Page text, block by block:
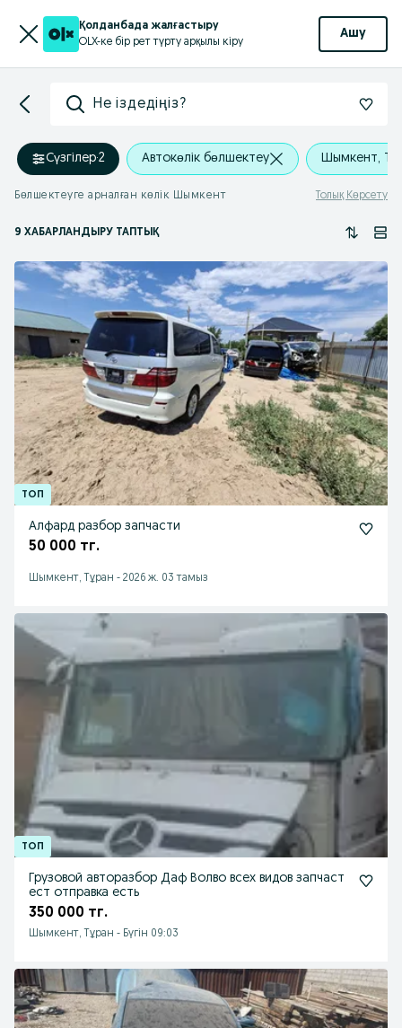
Қолданбада жалғастыру
OLX-ке бір рет түрту арқылы кіру
Ашу
Не іздедіңіз?
Сүзгілер·2 Автокөлік бөлшектеу Шымкент,
Бөлшектеуге арналған көлік Шымкент Толық Көрсету
9 ХАБАРЛАНДЫРУ ТАПТЫҚ
Алфард разбор запчасти
50 000 тг.
Шымкент, Тұран - 2026 ж. 03 тамыз
Грузовой авторазбор Даф Волво всех видов запчаст
ест отправка есть
350 000 тг.
Шымкент, Тұран - Бүгін 09:03